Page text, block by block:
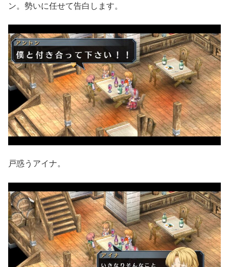
ン。勢いに任せて告白します。
戸惑うアイナ。